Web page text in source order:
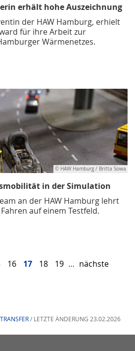
erhält hohe Auszeichnung
der HAW Hamburg, erhielt
für ihre Arbeit zur
Wärmenetzes.
© HAW Hamburg / Britta Sowa
in der Simulation
an der HAW Hamburg lehrt
auf einem Testfeld.
16 17 18 19 … nächste
/ LETZTE ÄNDERUNG 23.02.2026